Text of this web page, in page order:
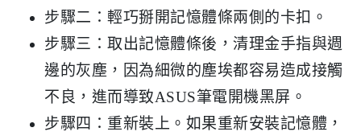
步驟二：輕巧掰開記憶體條兩側的卡扣。
步驟三：取出記憶體條後，清理金手指與週
邊的灰塵，因為細微的塵埃都容易造成接觸
不良，進而導致ASUS筆電開機黑屏。
步驟四：重新裝上。如果重新安裝記憶體，